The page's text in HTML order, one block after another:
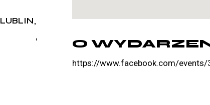
LUBLIN
O
https://www.facebook.com/